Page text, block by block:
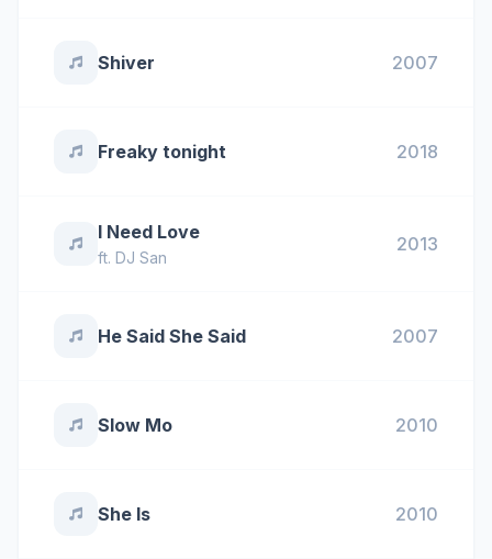
Shiver 2007
Freaky tonight 2018
I Need Love
ft. DJ San
2013
He Said She Said 2007
Slow Mo 2010
She Is 2010